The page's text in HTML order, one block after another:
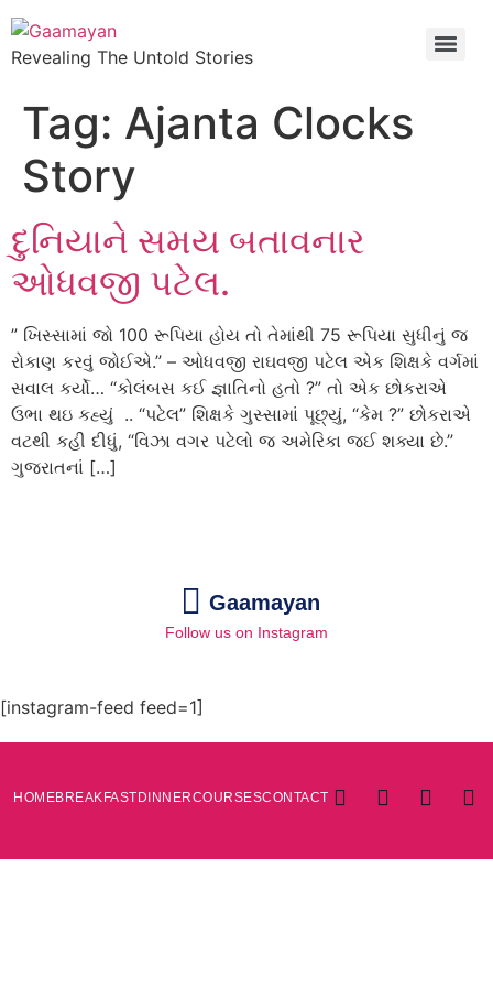
Revealing The Untold Stories
Tag: Ajanta Clocks
Story
દુનિયાને સમય બતાવનાર
ઓધવજી પટેલ.
” ખિસ્સામાં જો 100 રૂપિયા હોય તો તેમાંથી 75 રૂપિયા સુધીનું જ
રોકાણ કરવું જોઈએ.” – ઓધવજી રાઘવજી પટેલ એક શિક્ષકે વર્ગમાં
સવાલ કર્યો… “કોલંબસ કઈ જ્ઞાતિનો હતો ?” તો એક છોકરાએ
ઉભા થઇ કહ્યું .. “પટેલ” શિક્ષકે ગુસ્સામાં પૂછ્યું, “કેમ ?” છોકરાએ
વટથી કહી દીધું, “વિઝા વગર પટેલો જ અમેરિકા જઈ શક્યા છે.”
ગુજરાતનાં […]
Gaamayan
Follow us on Instagram
[instagram-feed feed=1]
HOMEBREAKFASTDINNERCOURSESCONTACT